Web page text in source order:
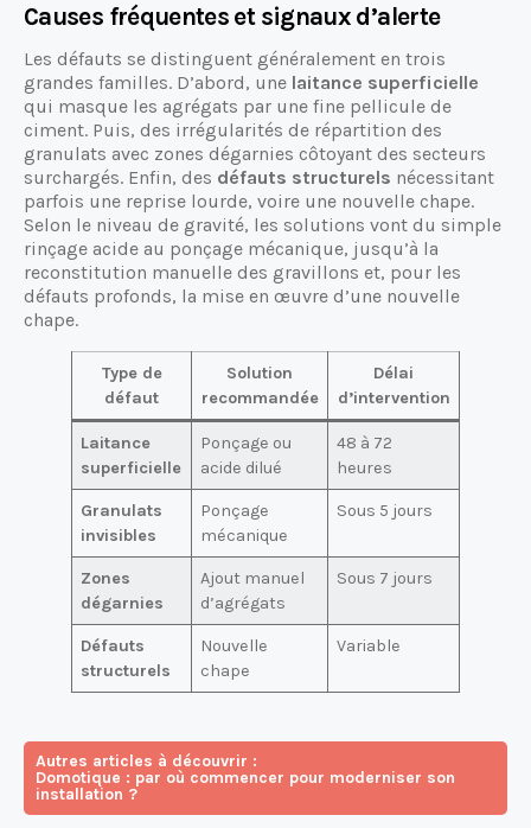
Causes fréquentes et signaux d’alerte
Les défauts se distinguent généralement en trois
grandes familles. D’abord, une laitance superficielle
qui masque les agrégats par une fine pellicule de
ciment. Puis, des irrégularités de répartition des
granulats avec zones dégarnies côtoyant des secteurs
surchargés. Enfin, des défauts structurels nécessitant
parfois une reprise lourde, voire une nouvelle chape.
Selon le niveau de gravité, les solutions vont du simple
rinçage acide au ponçage mécanique, jusqu’à la
reconstitution manuelle des gravillons et, pour les
défauts profonds, la mise en œuvre d’une nouvelle
chape.
Type de
défaut
Solution
recommandée
Délai
d’intervention
Laitance
superficielle
Ponçage ou
acide dilué
48 à 72
heures
Granulats
invisibles
Ponçage
mécanique
Sous 5 jours
Zones
dégarnies
Ajout manuel
d’agrégats
Sous 7 jours
Défauts
structurels
Nouvelle
chape
Variable
Autres articles à découvrir :
Domotique : par où commencer pour moderniser son
installation ?